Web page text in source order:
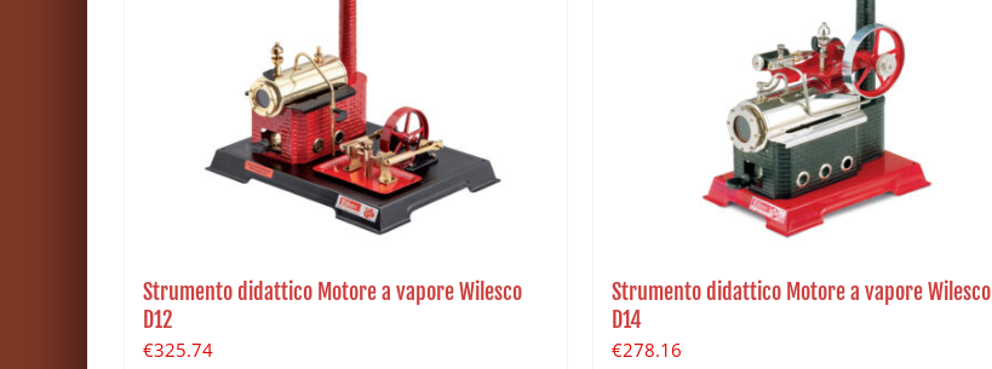
Strumento didattico Motore a vapore Wilesco
D12
€325.74
Strumento didattico Motore a vapore Wilesco
D14
€278.16